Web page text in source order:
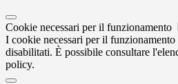
Cookie necessari per il funzionamento
I cookie necessari per il funzionamento
disabilitati. È possibile consultare
policy.